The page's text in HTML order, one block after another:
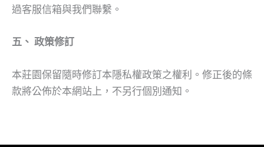
過客服信箱與我們聯繫。
五、 政策修訂
本莊園保留隨時修訂本隱私權政策之權利。修正後的條
款將公佈於本網站上，不另行個別通知。